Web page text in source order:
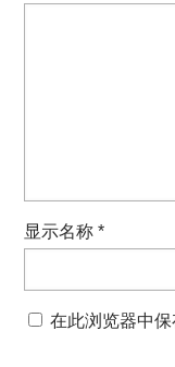
显示名称 *
在此浏览器中